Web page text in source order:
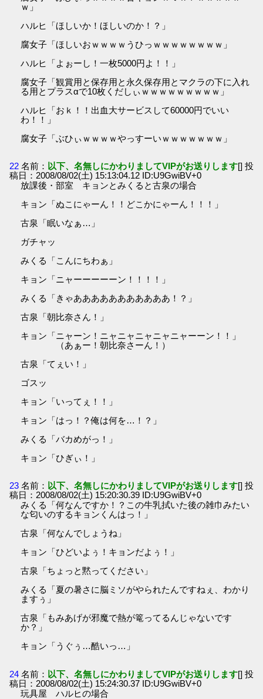
ｗ」
ハルヒ「ほしいか！ほしいのか！？」
腐女子「ほしいおｗｗｗｗうひっｗｗｗｗｗｗｗｗ」
ハルヒ「よぉーし！一枚5000円よ！！」
腐女子「観賞用と保存用と永久保存用とマクラの下に入れ
る用とプラスαで10枚くだしぃｗｗｗｗｗｗｗｗｗ」
ハルヒ「おｋ！！出血大サービスして60000円でいい
わ！！」
腐女子「ぶひぃｗｗｗｗやっすーいｗｗｗｗｗｗｗ」
22 名前： 以下、名無しにかわりましてVIPがお送りします[] 投
稿日：2008/08/02(土) 15:13:04.12 ID:U9GwiBV+0
放課後・部室 キョンとみくると古泉の場合
キョン「ぬこにゃーん！！どこかにゃーん！！！」
古泉「眠いなぁ…」
ガチャッ
みくる「こんにちわぁ」
キョン「ニャーーーーーン！！！！」
みくる「きゃあああああああああああ！？」
古泉「朝比奈さん！」
キョン「ニャーン！ニャニャニャニャニャーーン！！」
（あぁー！朝比奈さーん！）
古泉「てぇい！」
ゴスッ
キョン「いってぇ！！」
キョン「はっ！？俺は何を…！？」
みくる「バカめがっ！」
キョン「ひぎぃ！」
23 名前： 以下、名無しにかわりましてVIPがお送りします[] 投
稿日：2008/08/02(土) 15:20:30.39 ID:U9GwiBV+0
みくる「何なんですか！？この牛乳拭いた後の雑巾みたい
な匂いのするキョンくんはっ！」
古泉「何なんでしょうね」
キョン「ひどいよぅ！キョンだよぅ！」
古泉「ちょっと黙ってください」
みくる「夏の暑さに脳ミソがやられたんですねぇ、わかり
ますぅ」
古泉「もみあげが邪魔で熱が篭ってるんじゃないです
か？」
キョン「うぐぅ…酷いっ…」
24 名前： 以下、名無しにかわりましてVIPがお送りします[] 投
稿日：2008/08/02(土) 15:24:30.37 ID:U9GwiBV+0
玩具屋 ハルヒの場合